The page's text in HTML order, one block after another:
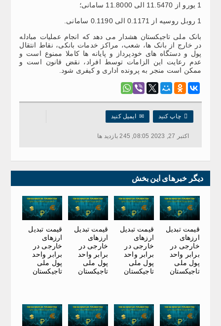
1 یورو از 11.5470 الی 11.8000 سامانی؛
1 روبل روسیه از 0.1171 الی 0.1190 سامانی.
بانک ملی تاجیکستان هشدار می دهد که انجام عملیات مبادله
در خارج از بانک ها، شعب، مراکز خدمات بانکی، نقاط انتقال
پول و دستگاه های خودپرداز و پایانه ها کاملا ممنوع است و
عدم رعایت این الزامات توسط افراد، نقض قانون است و
ممکن است منجر به پرونده اداری و کیفری شود.
 چاپ کنید ✉ایمیل کنید
اکتبر 27, 2023 08:05, 245 بازدید ها
دیگر خبرهای این بخش
قیمت تبدیل
ارزهای
خارجی در
برابر واحد
پول ملی
تاجیکستان
قیمت تبدیل
ارزهای
خارجی در
برابر واحد
پول ملی
تاجیکستان
قیمت تبدیل
ارزهای
خارجی در
برابر واحد
پول ملی
تاجیکستان
قیمت تبدیل
ارزهای
خارجی در
برابر واحد
پول ملی
تاجیکستان